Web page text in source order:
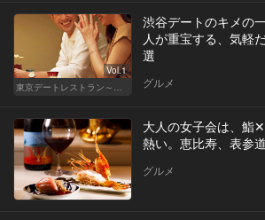
Vol.1
渋谷デートのキメの
人が重宝する、気軽
選
グルメ
大人の女子会は、鮨
熱い。恵比寿、表参
グルメ